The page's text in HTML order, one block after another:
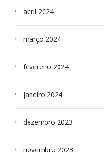
abril 2024
março 2024
fevereiro 2024
janeiro 2024
dezembro 2023
novembro 2023